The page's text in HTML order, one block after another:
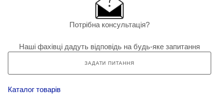
Потрібна консультація?
Наші фахівці дадуть відповідь на будь-яке запитання
ЗАДАТИ ПИТАННЯ
Каталог товарів